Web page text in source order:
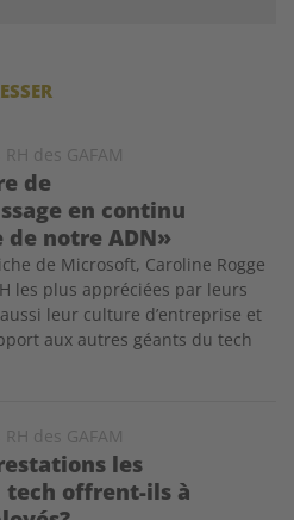
des GAFAM
de
en continu
notre ADN»
de Microsoft, Caroline Rogge
les plus appréciées par leurs
leur culture d’entreprise et
aux autres géants du tech
des GAFAM
les
tech offrent-ils à